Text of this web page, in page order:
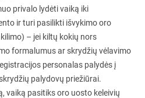
privalo lydėti vaiką iki
ir turi pasilikti išvykimo oro
– jei kiltų kokių nors
formalumus ar skrydžių vėlavimo
personalas palydės į
palydovų priežiūrai.
vaiką pasitiks oro uosto keleivių